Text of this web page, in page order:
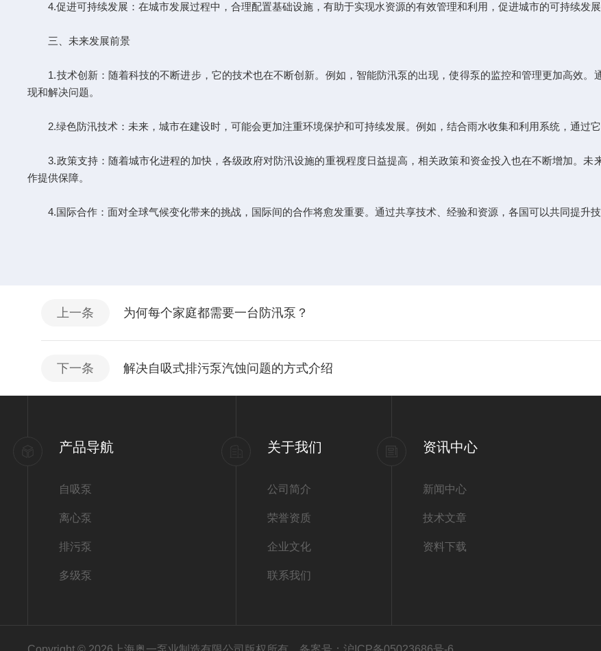
4.促进可持续发展：在城市发展过程中，合理配置基础设施，有助于实现水资源的有效管理和利用，促进城市的可持续发展
三、未来发展前景
1.技术创新：随着科技的不断进步，它的技术也在不断创新。例如，智能防汛泵的出现，使得泵的监控和管理更加高效。
现和解决问题。
2.绿色防汛技术：未来，城市在建设时，可能会更加注重环境保护和可持续发展。例如，结合雨水收集和利用系统，通过它
3.政策支持：随着城市化进程的加快，各级政府对防汛设施的重视程度日益提高，相关政策和资金投入也在不断增加。未
作提供保障。
4.国际合作：面对全球气候变化带来的挑战，国际间的合作将愈发重要。通过共享技术、经验和资源，各国可以共同提升技
上一条 为何每个家庭都需要一台防汛泵？
下一条 解决自吸式排污泵汽蚀问题的方式介绍
产品导航
自吸泵
离心泵
排污泵
多级泵
关于我们
公司简介
荣誉资质
企业文化
联系我们
资讯中心
新闻中心
技术文章
资料下载